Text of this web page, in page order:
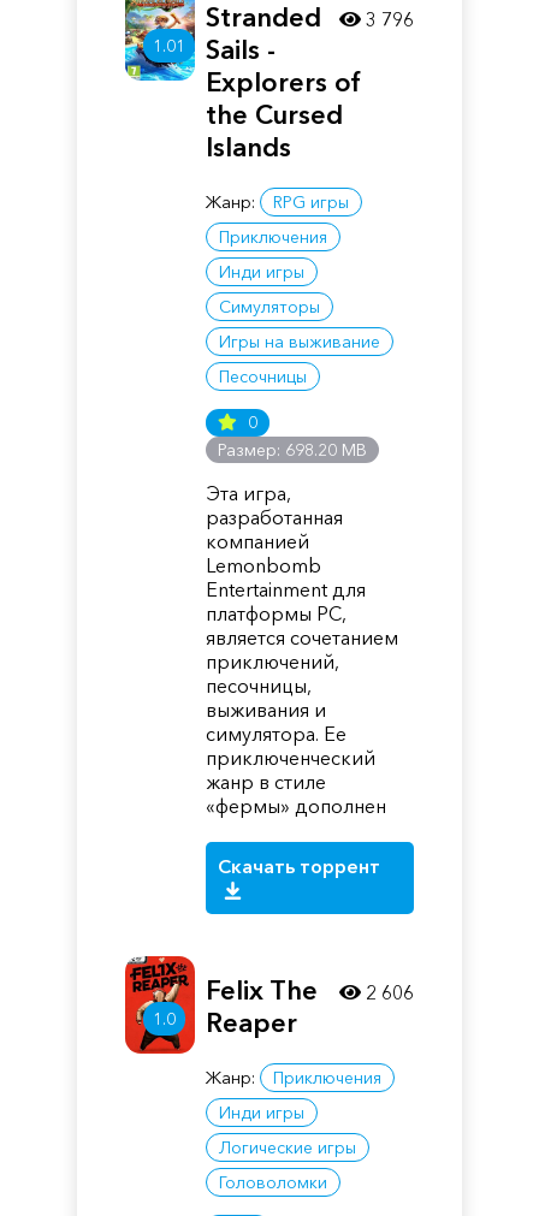
1.01
Stranded
Sails -
Explorers of
the Cursed
Islands
Жанр:
RPG игры
Приключения
Инди игры
Симуляторы
Игры на выживание
Песочницы
0
Размер: 698.20 MB
Эта игра,
разработанная
компанией
Lemonbomb
Entertainment для
платформы PC,
является сочетанием
приключений,
песочницы,
выживания и
симулятора. Ее
приключенческий
жанр в стиле
«фермы» дополнен
Скачать торрент
3 796
1.0
Felix The
Reaper
Жанр:
Приключения
Инди игры
Логические игры
Головоломки
2 606